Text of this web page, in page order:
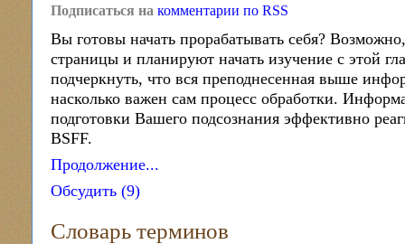
Подписаться на комментарии по RSS
Вы готовы начать прорабатывать себя?
страницы и планируют начать изучение с этой
подчеркнуть, что вся преподнесенная выше
насколько важен сам процесс обработки.
подготовки Вашего подсознания эффективно
BSFF.
Продолжение...
Обсудить (9)
Словарь терминов